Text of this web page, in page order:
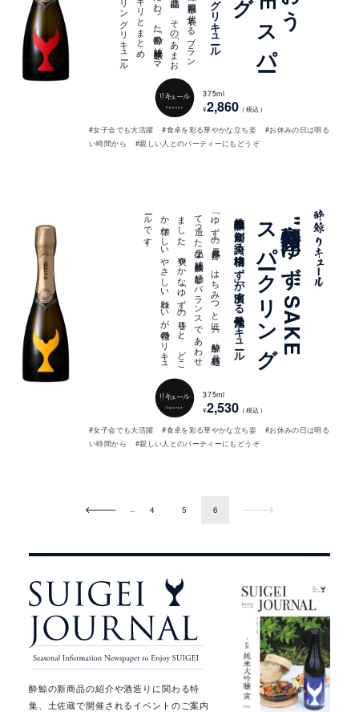
リキュール
liqueur
375ml
¥2,860 （税込）
#女子会でも大活躍 #食卓を彩る華やかな立ち姿
#お休みの日は明る
い時間から
#親しい人とのパーティーにもどうぞ
高知特
産"
ゆ
ず
"
S
A
K
E
ス
パ
ー
ク
リ
ン
グ
純米大吟醸と高知が誇る柑橘「ゆず」が演出する発泡性リキュール
「ゆ
ず
」の
天然果汁を
、
は
ち
み
つ
と
共に
、
酔鯨が
丹精込め
て
造っ
た
上品な
純米大吟醸と
絶妙な
バ
ラ
ン
ス
で
あ
わ
せ
ま
し
た
。
爽や
か
な
「ゆ
ず
」の
香り
と
、
ど
こ
か
懐か
し
い
や
さ
し
い
味わ
い
が
特徴の
リ
キ
ュ
ール
で
す
。
リキュール
liqueur
375ml
¥2,530 （税込）
#女子会でも大活躍 #食卓を彩る華やかな立ち姿
#お休みの日は明る
い時間から
#親しい人とのパーティーにもどうぞ
4 5 6
ピ
ッ
ク
ア
ッ
プ
情
報
酔鯨の新商品の紹介や酒造りに関わる特
集、土佐蔵で開催されるイベントのご案内